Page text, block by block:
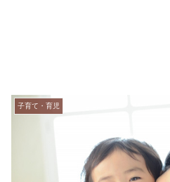
子育て・育児